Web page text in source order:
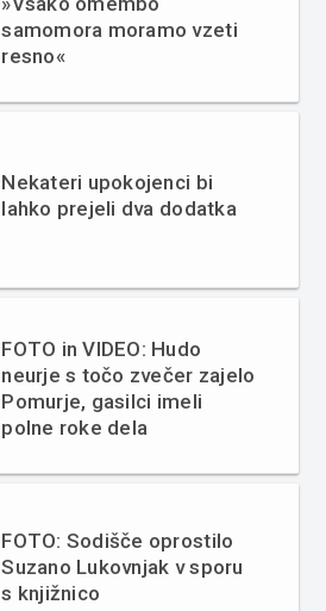
samomora moramo vzeti
resno«
Nekateri upokojenci bi
lahko prejeli dva dodatka
FOTO in VIDEO: Hudo
neurje s točo zvečer zajelo
Pomurje, gasilci imeli
polne roke dela
FOTO: Sodišče oprostilo
Suzano Lukovnjak v sporu
s knjižnico